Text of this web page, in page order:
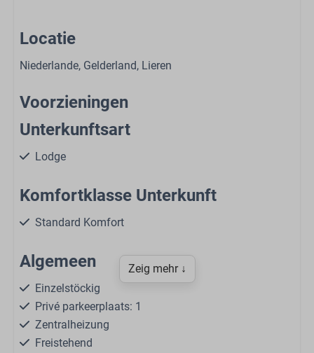
Locatie
Niederlande, Gelderland, Lieren
Voorzieningen
Unterkunftsart
Lodge
Komfortklasse Unterkunft
Standard Komfort
Algemeen
Einzelstöckig
Privé parkeerplaats: 1
Zentralheizung
Freistehend
Zeig mehr ↓